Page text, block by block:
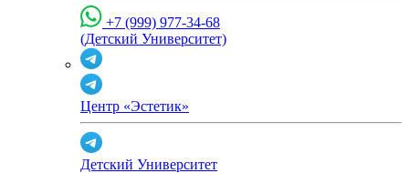
+7 (999) 977-34-68
(Детский Университет)
Центр «Эстетик»
Детский Университет